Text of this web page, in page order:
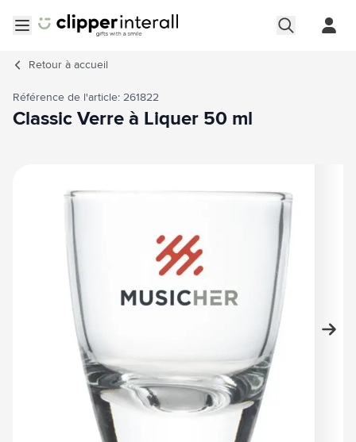
Retour à accueil
Référence de l'article: 261822
Classic Verre à Liquer 50 ml